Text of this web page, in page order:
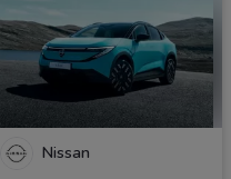
Nissan